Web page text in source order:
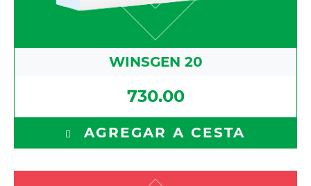
WINSGEN 20
730.00
AGREGAR A CESTA